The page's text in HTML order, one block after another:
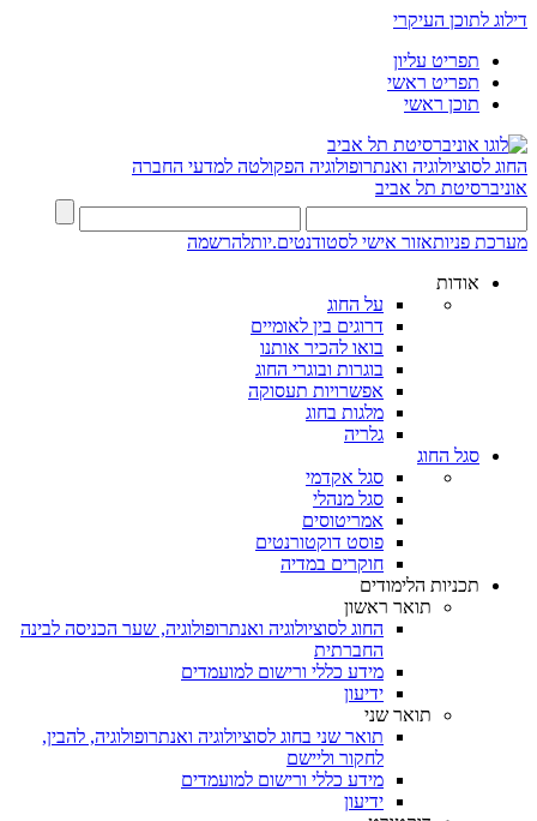
דילוג לתוכן העיקרי
תפריט עליון
תפריט ראשי
תוכן ראשי
החוג לסוציולוגיה ואנתרופולוגיה הפקולטה למדעי החברה
אוניברסיטת תל אביב
מערכת פניותאזור אישי לסטודנטים.יותלהרשמה
אודות
על החוג
דרוגים בין לאומיים
בואו להכיר אותנו
בוגרות ובוגרי החוג
אפשרויות תעסוקה
מלגות בחוג
גלריה
סגל החוג
סגל אקדמי
סגל מנהלי
אמריטוסים
פוסט דוקטורנטים
חוקרים במדיה
תכניות הלימודים
תואר ראשון
החוג לסוציולוגיה ואנתרופולוגיה, שער הכניסה לבינה
החברתית
מידע כללי ורישום למועמדים
ידיעון
תואר שני
תואר שני בחוג לסוציולוגיה ואנתרופולוגיה, להבין,
לחקור וליישם
מידע כללי ורישום למועמדים
ידיעון